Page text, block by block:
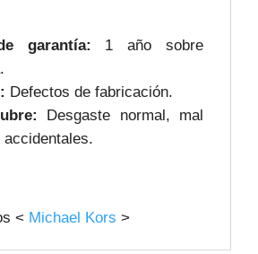
garantía: 1 año sobre
Defectos de fabricación.
Desgaste normal, mal
accidentales.
< Michael Kors >